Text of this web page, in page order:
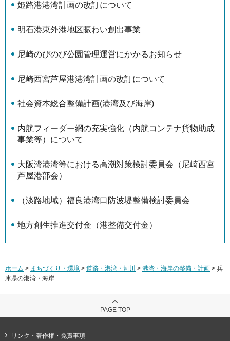
姫路港港湾計画の改訂について
明石港東外港地区賑わい創出事業
尼崎のびのび公園管理運営にかかるお知らせ
尼崎西宮芦屋港港湾計画の改訂について
社会資本総合整備計画(港湾及び海岸)
内航フィーダー網の充実強化（内航コンテナ貨物助成
事業等）について
大阪湾港湾等における高潮対策検討委員会（尼崎西宮
芦屋港部会）
（淡路地域）福良港湾口防波堤整備検討委員会
地方創生推進交付金（港整備交付金）
ホーム > まちづくり・環境 > 道路・港湾・河川 > 港湾・海岸の整備・計画 > 兵
庫県の港湾・海岸
PAGE TOP
リンク・著作権・免責事項